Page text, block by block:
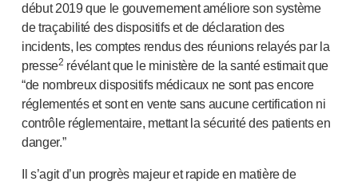
début 2019 que le gouvernement améliore son système
de traçabilité des dispositifs et de déclaration des
incidents, les comptes rendus des réunions relayés par la
presse2 révélant que le ministère de la santé estimait que
“de nombreux dispositifs médicaux ne sont pas encore
réglementés et sont en vente sans aucune certification ni
contrôle réglementaire, mettant la sécurité des patients en
danger.”
Il s’agit d’un progrès majeur et rapide en matière de